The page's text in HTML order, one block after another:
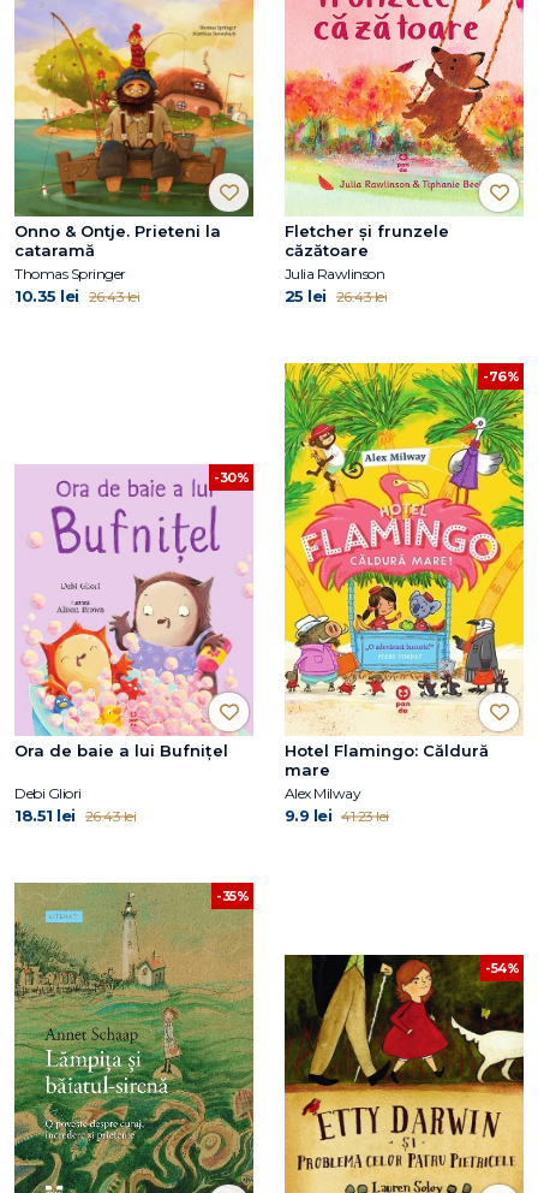
Onno & Ontje. Prieteni la
cataramă
Thomas Springer
10.35 lei 26.43 lei
Fletcher și frunzele
căzătoare
Julia Rawlinson
25 lei 26.43 lei
-30%
Ora de baie a lui Bufnițel
Debi Gliori
18.51 lei 26.43 lei
-76%
Hotel Flamingo: Căldură
mare
Alex Milway
9.9 lei 41.23 lei
-35%
-54%